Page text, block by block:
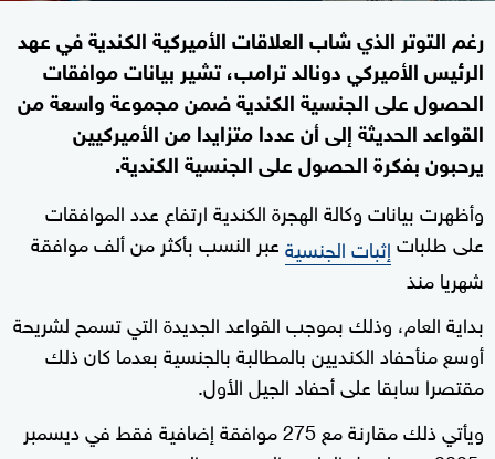
رغم التوتر الذي شاب العلاقات ​الأميركية الكندية في عهد
الرئيس الأميركي دونالد ترامب، تشير بيانات موافقات
الحصول ​على الجنسية الكندية ضمن مجموعة ⁠واسعة من
القواعد الحديثة إلى أن عددا متزايدا من الأميركيين
يرحبون بفكرة الحصول على الجنسية الكندية.
وأظهرت بيانات وكالة الهجرة الكندية ارتفاع عدد الموافقات
على طلباتإثبات الجنسيةعبر النسب بأكثر ​من ألف موافقة
شهريا منذ
بداية العام، وذلك بموجب القواعد الجديدة التي تسمح لشريحة
‌أوسع منأحفاد الكنديين بالمطالبة بالجنسية بعدما كان ذلك
مقتصرا سابقا على أحفاد الجيل الأول.
ويأتي ذلك مقارنة ‌مع 275 موافقة ‌إضافية فقط في ديسمبر